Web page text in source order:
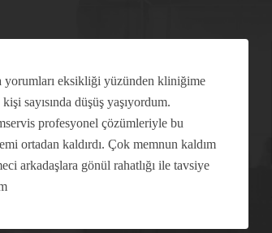
yorumları eksikliği yüzünden kliniğime
sayısında düşüş yaşıyordum.
profesyonel çözümleriyle bu
ortadan kaldırdı. Çok memnun kaldım
arkadaşlara gönül rahatlığı ile tavsiye